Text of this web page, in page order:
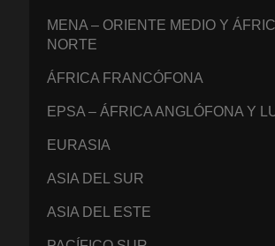
MENA – ORIENTE MEDIO Y
NORTE
ÁFRICA FRANCÓFONA
EPSA – ÁFRICA ANGLÓFONA Y
EURASIA
ASIA DEL SUR
ASIA DEL ESTE